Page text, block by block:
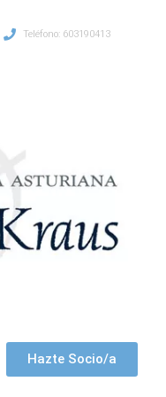
Teléfono: 603190413
Hazte Socio/a